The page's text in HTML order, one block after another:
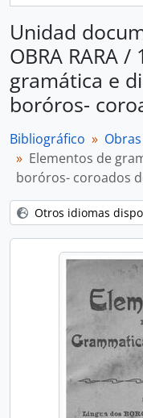
Unidad
OBRA RARA
gramática e
boróros-
Bibliográfico
Elementos de
boróros- coroados
Otros idiomas